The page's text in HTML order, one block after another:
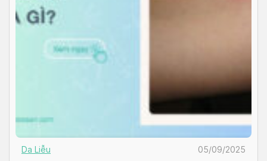
Da Liễu 05/09/2025